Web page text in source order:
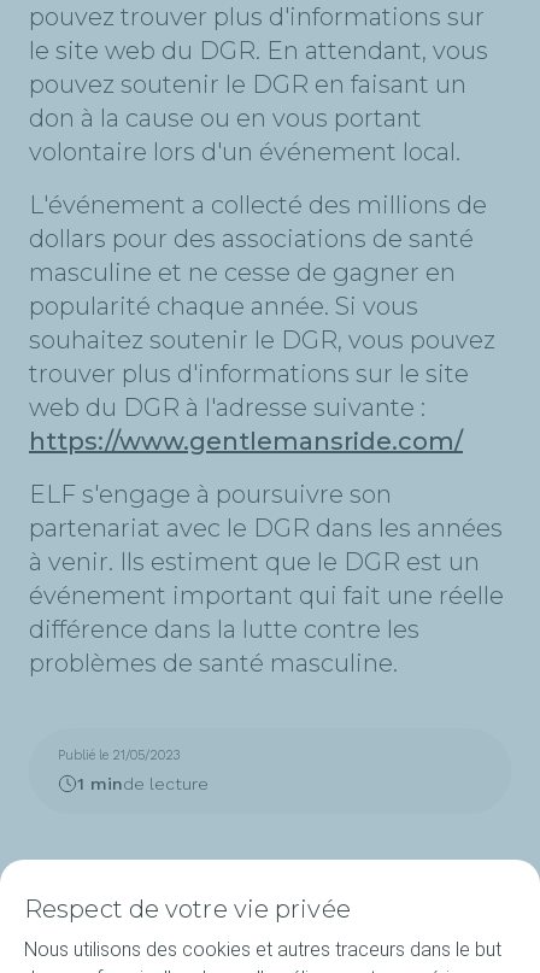
pouvez trouver plus d'informations sur
le site web du DGR. En attendant, vous
pouvez soutenir le DGR en faisant un
don à la cause ou en vous portant
volontaire lors d'un événement local.
L'événement a collecté des millions de
dollars pour des associations de santé
masculine et ne cesse de gagner en
popularité chaque année. Si vous
souhaitez soutenir le DGR, vous pouvez
trouver plus d'informations sur le site
web du DGR à l'adresse suivante :
https://www.gentlemansride.com/
ELF s'engage à poursuivre son
partenariat avec le DGR dans les années
à venir. Ils estiment que le DGR est un
événement important qui fait une réelle
différence dans la lutte contre les
problèmes de santé masculine.
Publié le 21/05/2023
1 minde lecture
Respect de votre vie privée
Nous utilisons des cookies et autres traceurs dans le but